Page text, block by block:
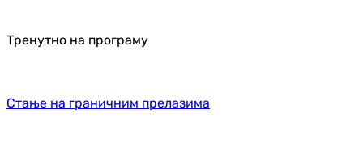
Тренутно на програму
Стање на граничним прелазима